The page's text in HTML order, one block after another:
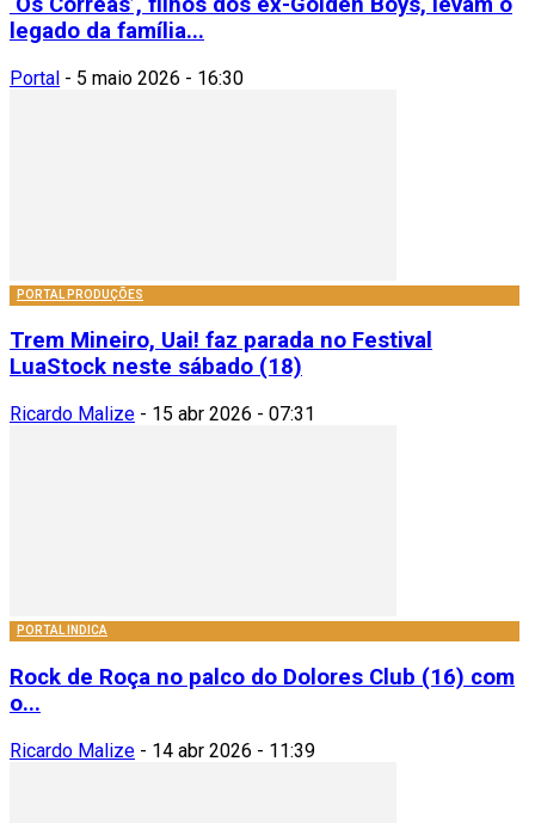
legado da família...
Portal - 5 maio 2026 - 16:30
PORTAL PRODUÇÕES
Trem Mineiro, Uai! faz parada no Festival
LuaStock neste sábado (18)
Ricardo Malize - 15 abr 2026 - 07:31
PORTAL INDICA
Rock de Roça no palco do Dolores Club (16) com
o...
Ricardo Malize - 14 abr 2026 - 11:39